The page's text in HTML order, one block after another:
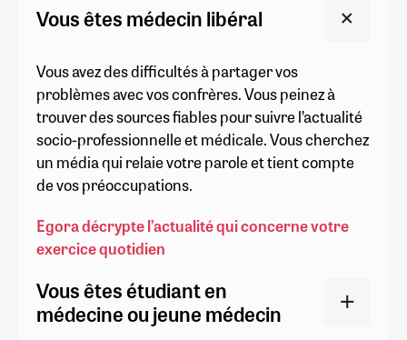
Vous êtes médecin libéral
Vous avez des difficultés à partager vos
problèmes avec vos confrères. Vous peinez à
trouver des sources fiables pour suivre l’actualité
socio-professionnelle et médicale. Vous cherchez
un média qui relaie votre parole et tient compte
de vos préoccupations.
Egora décrypte l’actualité qui concerne votre
exercice quotidien
Vous êtes étudiant en
médecine ou jeune médecin